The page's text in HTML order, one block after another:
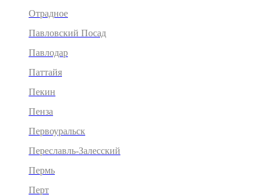
Отрадное
Павловский Посад
Павлодар
Паттайя
Пекин
Пенза
Первоуральск
Переславль-Залесский
Пермь
Перт